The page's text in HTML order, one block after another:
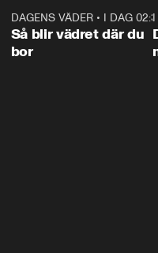
1:06
DAGENS VÄDER• I DAG
Så blir vädret där du
bor
I